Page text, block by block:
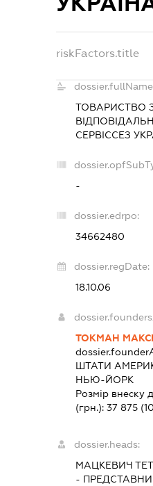
riskFactors.title
ТОВАРИСТВО
СЕРВІССЕЗ
-
dossier.edrpo:
34662480
dossier.regDate:
18.10.06
ТОКМАН
ШТАТИ
НЬЮ-ЙОРК
Розмір внеску
(грн.):37 875
dossier.heads:
МАЦКЕВИЧ
-